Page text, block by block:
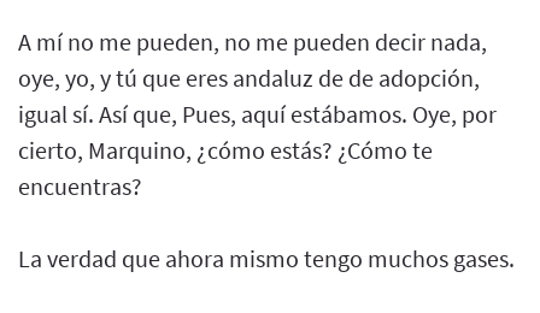
A mí no me pueden, no me pueden decir nada,
oye, yo, y tú que eres andaluz de de adopción,
igual sí. Así que, Pues, aquí estábamos. Oye, por
cierto, Marquino, ¿cómo estás? ¿Cómo te
encuentras?
La verdad que ahora mismo tengo muchos gases.